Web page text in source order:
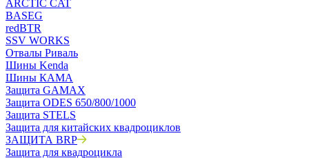
ARCTIC CAT
BASEG
redBTR
SSV WORKS
Отвалы Риваль
Шины Kenda
Шины КАМА
Защита GAMAX
Защита ODES 650/800/1000
Защита STELS
Защита для китайских квадроциклов
ЗАЩИТА BRP
Защита для квадроцикла